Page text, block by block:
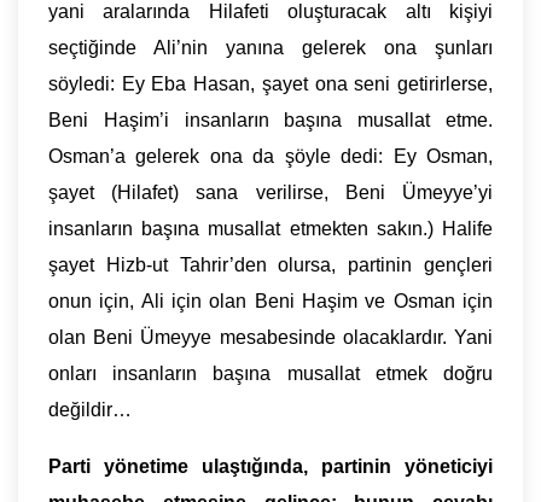
yani aralarında Hilafeti oluşturacak altı kişiyi
seçtiğinde Ali’nin yanına gelerek ona şunları
söyledi: Ey Eba Hasan, şayet ona seni getirirlerse,
Beni Haşim’i insanların başına musallat etme.
Osman’a gelerek ona da şöyle dedi: Ey Osman,
şayet (Hilafet) sana verilirse, Beni Ümeyye’yi
insanların başına musallat etmekten sakın.) Halife
şayet Hizb-ut Tahrir’den olursa, partinin gençleri
onun için, Ali için olan Beni Haşim ve Osman için
olan Beni Ümeyye mesabesinde olacaklardır. Yani
onları insanların başına musallat etmek doğru
değildir…
Parti yönetime ulaştığında, partinin yöneticiyi